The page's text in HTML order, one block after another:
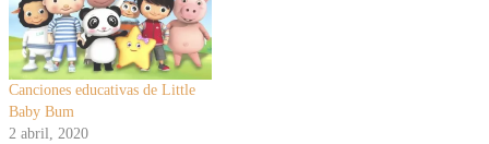
Canciones educativas de Little
Baby Bum
2 abril, 2020